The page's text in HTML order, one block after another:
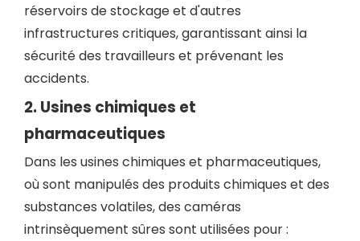
réservoirs de stockage et d'autres
infrastructures critiques, garantissant ainsi la
sécurité des travailleurs et prévenant les
accidents.
2.Usines chimiques et
pharmaceutiques
Dans les usines chimiques et pharmaceutiques,
où sont manipulés des produits chimiques et des
substances volatiles, des caméras
intrinsèquement sûres sont utilisées pour :